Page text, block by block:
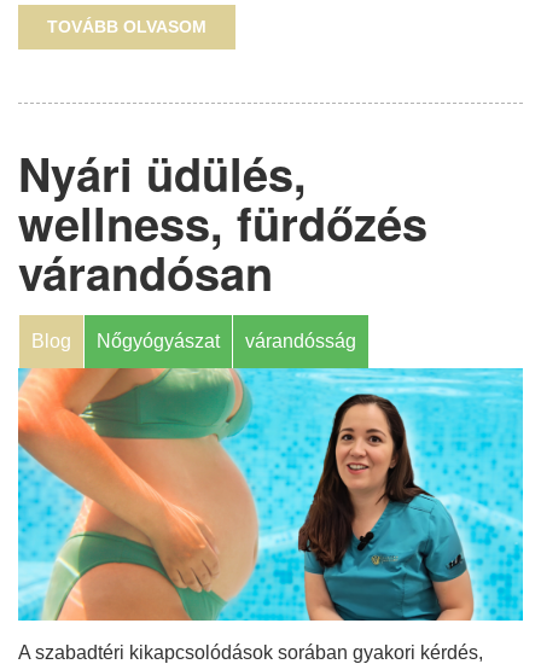
TOVÁBB OLVASOM
Nyári üdülés,
wellness, fürdőzés
várandósan
Blog Nőgyógyászat várandósság
A szabadtéri kikapcsolódások sorában gyakori kérdés,